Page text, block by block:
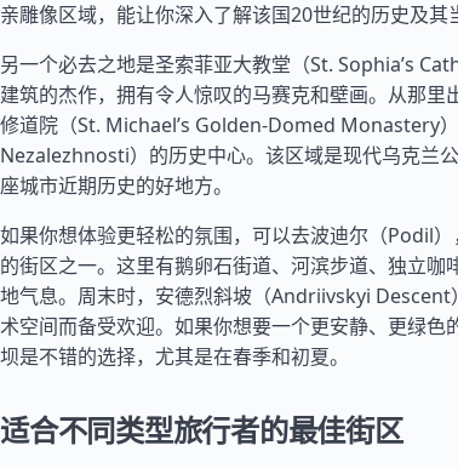
亲雕像区域，能让你深入了解该国20世纪的历史及其
另一个必去之地是圣索菲亚大教堂（St. Sophia’s
建筑的杰作，拥有令人惊叹的马赛克和壁画。从那里
修道院（St. Michael’s Golden-Domed Monastery
Nezalezhnosti）的历史中心。该区域是现代乌克兰
座城市近期历史的好地方。
如果你想体验更轻松的氛围，可以去波迪尔（Podil
的街区之一。这里有鹅卵石街道、河滨步道、独立咖
地气息。周末时，安德烈斜坡（Andriivskyi Descent
术空间而备受欢迎。如果你想要一个更安静、更绿色
坝是不错的选择，尤其是在春季和初夏。
适合不同类型旅行者的最佳街区